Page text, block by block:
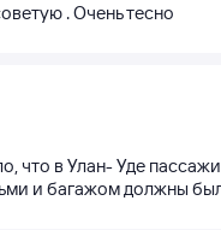
. Очень тесно
что в Улан- Уде
и багажом должны